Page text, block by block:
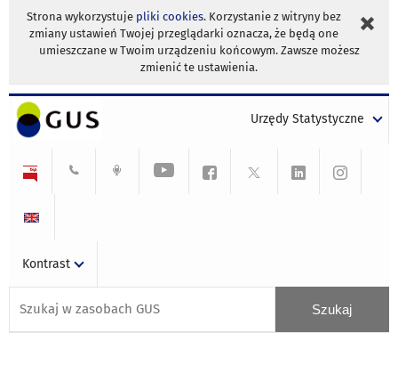
Strona wykorzystuje pliki cookies. Korzystanie z witryny bez
zmiany ustawień Twojej przeglądarki oznacza, że będą one
umieszczane w Twoim urządzeniu końcowym. Zawsze możesz
zmienić te ustawienia.
Urzędy Statystyczne
Kontrast